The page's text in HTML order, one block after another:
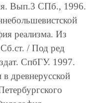
Вып.3 СПб., 1996.
реализма. Из
/ Под ред
СпбГУ. 1997.
древнерусской